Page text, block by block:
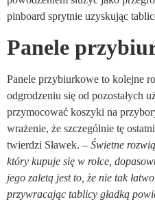
pinboard sprytnie uzyskując
Panele
Panele przybiurkowe to kolejne
odgrodzeniu się od pozostałych
przymocować koszyki na
wrażenie, że szczególnie tę
twierdzi Sławek. – Świetne
który kupuje się w rolce,
jego zaletą jest to, że nie tak
przywracając tablicy gładką